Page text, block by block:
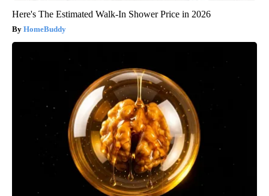
Here's The Estimated Walk-In Shower Price in 2026
HomeBuddy